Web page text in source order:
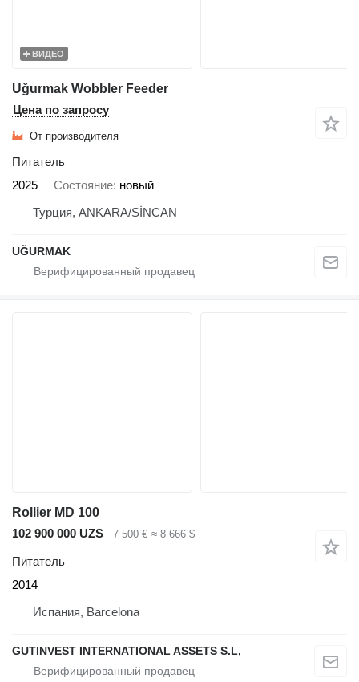
ВИДЕО
Uğurmak Wobbler Feeder
Цена по запросу
От производителя
Питатель
2025
Состояние новый
Турция, ANKARA/SİNCAN
UĞURMAK
Rollier MD 100
102 900 000 UZS
7 500 € ≈ 8 666 $
Питатель
2014
Испания, Barcelona
GUTINVEST INTERNATIONAL ASSETS S.L,